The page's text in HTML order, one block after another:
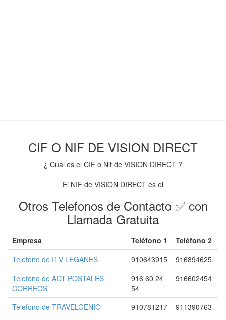
CIF O NIF DE VISION DIRECT
¿ Cual es el CIF o Nif de VISION DIRECT ?
El NIF de VISION DIRECT es el
Otros Telefonos de Contacto ✅ con
Llamada Gratuita
Empresa Teléfono 1
Teléfono 2
Telefono de ITV LEGANES
910643915
916894625
Telefono de ADT POSTALES
CORREOS
916 60 24
54
916602454
Telefono de TRAVELGENIO 910781217
911390763